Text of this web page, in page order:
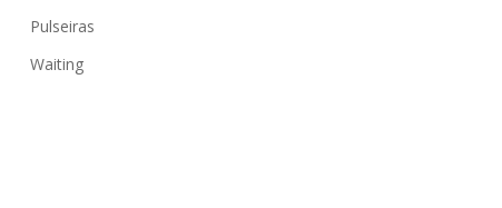
Pulseiras
Waiting